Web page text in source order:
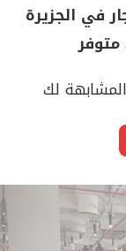
في الجزيرة
متوفر
لك